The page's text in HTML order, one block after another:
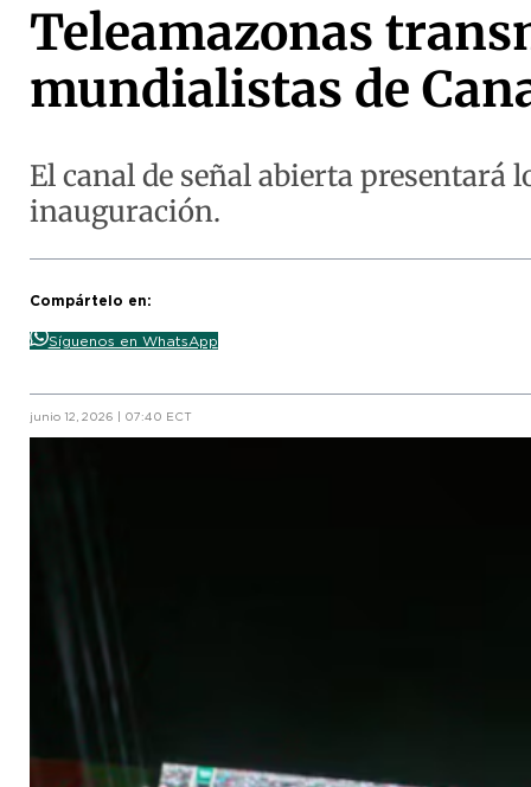
Teleamazonas
mundialistas de
El canal de señal abierta presentará
inauguración.
Compártelo en:
Síguenos en WhatsApp
junio 12, 2026 | 07:40 ECT